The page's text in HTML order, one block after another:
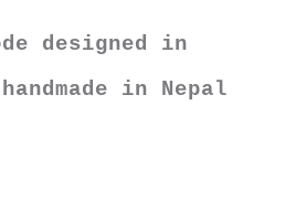
designed in
in Nepal